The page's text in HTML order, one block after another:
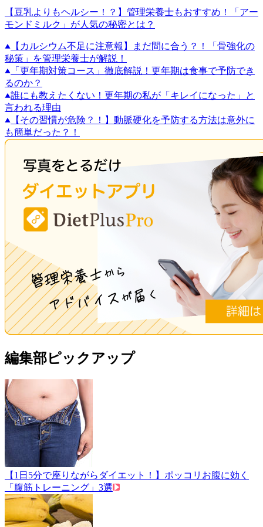
【豆乳よりもヘルシー！？】管理栄養士もおすすめ！「アー
モンドミルク」が人気の秘密とは？
【カルシウム不足に注意報】まだ間に合う？！「骨強化の
秘策」を管理栄養士が解説！
「更年期対策コース」徹底解説！更年期は食事で予防でき
るのか？
誰にも教えたくない！更年期の私が「キレイになった」と
言われる理由
【その習慣が危険？！】動脈硬化を予防する方法は意外に
も簡単だった？！
編集部ピックアップ
【1日5分で座りながらダイエット！】ポッコリお腹に効く
「腹筋トレーニング」3選